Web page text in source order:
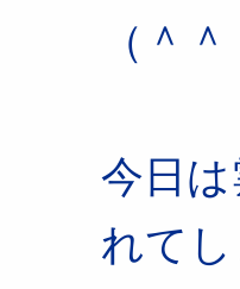
（＾
今日
れて